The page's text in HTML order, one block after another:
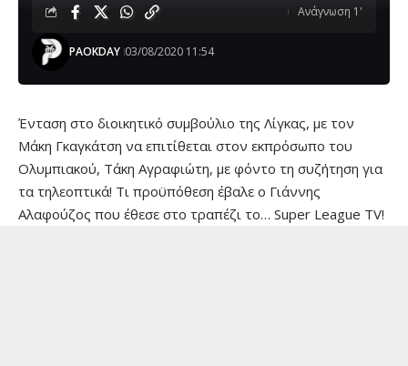
PAOKDAY 03/08/2020 11:54
Ανάγνωση 1'
Ένταση στο διοικητικό συμβούλιο της Λίγκας, με τον
Μάκη Γκαγκάτση να επιτίθεται στον εκπρόσωπο του
Ολυμπιακού, Τάκη Αγραφιώτη, με φόντο τη συζήτηση για
τα τηλεοπτικά! Τι προϋπόθεση έβαλε ο Γιάννης
Αλαφούζος που έθεσε στο τραπέζι το… Super League TV!